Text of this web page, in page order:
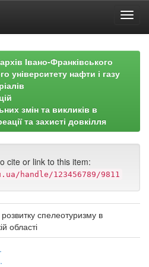
Івано-Франківського
університету нафти і газу
змін та викликів в
та захисті довкілля
cite or link to this item:
handle/123456789/9811
спелеотуризму в
області